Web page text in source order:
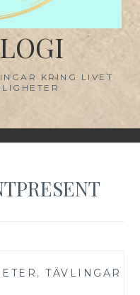
KRING LIVET
, TÄVLINGAR